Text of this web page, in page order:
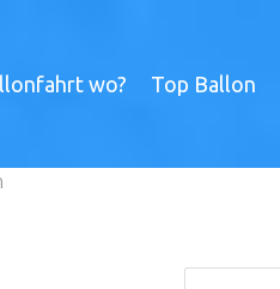
wo? Top Ballon